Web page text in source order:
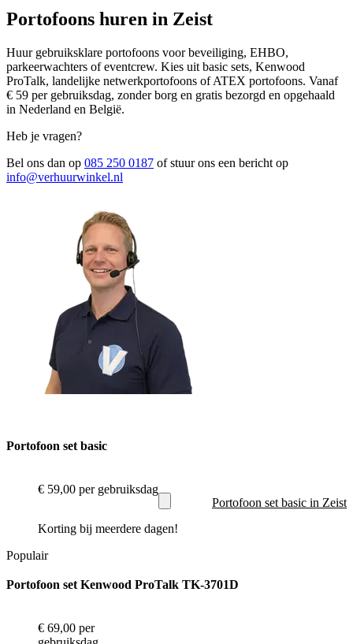
Portofoons huren in Zeist
Huur gebruiksklare portofoons voor beveiliging, EHBO,
parkeerwachters of eventcrew. Kies uit basic sets, Kenwood
ProTalk, landelijke netwerkportofoons of ATEX portofoons. Vanaf
€ 59 per gebruiksdag, zonder borg en gratis bezorgd en opgehaald
in Nederland en België.
Heb je vragen?
Bel ons dan op 085 250 0187 of stuur ons een bericht op
info@verhuurwinkel.nl
Portofoon set basic
€ 59,00 per gebruiksdag
Korting bij meerdere dagen!
Portofoon set basic in Zeist
Portofoon set Kenwood ProTalk TK-3701D
€ 69,00 per
Populair